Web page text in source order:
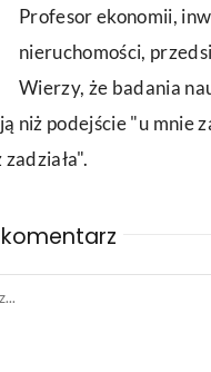
Profesor ekonomii,
nieruchomości,
Wierzy, że badania
niż podejście "u mnie